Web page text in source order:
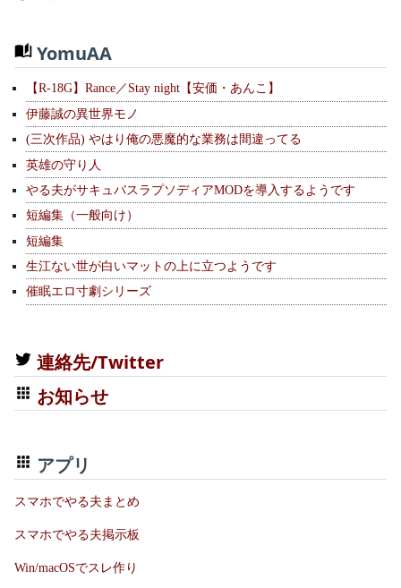
YomuAA
【R-18G】Rance／Stay night【安価・あんこ】
伊藤誠の異世界モノ
(三次作品) やはり俺の悪魔的な業務は間違ってる
英雄の守り人
やる夫がサキュバスラプソディアMODを導入するようです
短編集（一般向け）
短編集
生江ない世が白いマットの上に立つようです
催眠エロ寸劇シリーズ
連絡先/Twitter
お知らせ
アプリ
スマホでやる夫まとめ
スマホでやる夫掲示板
Win/macOSでスレ作り